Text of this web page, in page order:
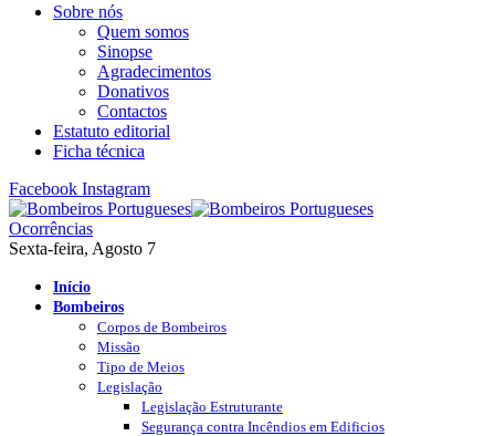
Sobre nós
Quem somos
Sinopse
Agradecimentos
Donativos
Contactos
Estatuto editorial
Ficha técnica
Facebook Instagram
Ocorrências
Sexta-feira, Agosto 7
Início
Bombeiros
Corpos de Bombeiros
Missão
Tipo de Meios
Legislação
Legislação Estruturante
Segurança contra Incêndios em Edificios